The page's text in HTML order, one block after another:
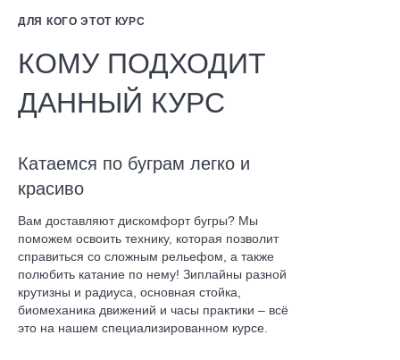
ДЛЯ КОГО ЭТОТ КУРС
КОМУ ПОДХОДИТ
ДАННЫЙ КУРС
Катаемся по буграм легко и
красиво
Вам доставляют дискомфорт бугры? Мы
поможем освоить технику, которая позволит
справиться со сложным рельефом, а также
полюбить катание по нему! Зиплайны разной
крутизны и радиуса, основная стойка,
биомеханика движений и часы практики – всё
это на нашем специализированном курсе.